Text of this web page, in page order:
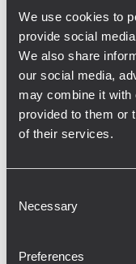
We use cookies to
provide social
We also share
our social media,
may combine it with
provided to them or
of their services.
Selection
Necessary
Preferences
Constant
jeweils einem
Schwingspule.
Den Tief-
RCF Precision
Schutzklasse
permaneten